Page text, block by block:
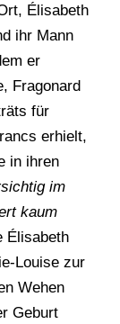
Élisabeth
ihr Mann
er
Fragonard
für
erhielt,
in ihren
im
kaum
Élisabeth
Louise zur
Wehen
Geburt